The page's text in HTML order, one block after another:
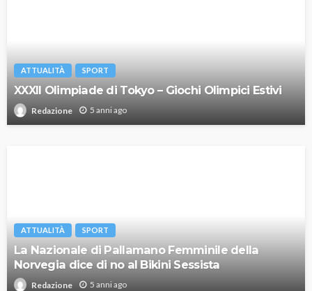
ATTUALITÀ SPORT
XXXII Olimpiade di Tokyo – Giochi Olimpici Estivi
Redazione 5 anni ago
ATTUALITÀ SPORT
La Nazionale di Pallamano Femminile della
Norvegia dice di no al Bikini Sessista
Redazione 5 anni ago